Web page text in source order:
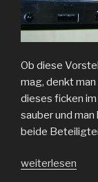
Ob diese
mag, denkt man
dieses ficken
sauber und
beide
„geil
weiterlesen